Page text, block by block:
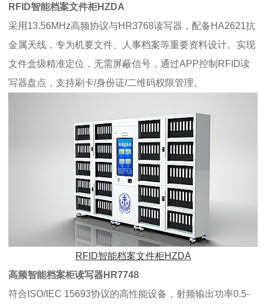
RFID智能档案文件柜HZDA
采用13.56MHz高频协议与HR3768读写器，配备HA2621抗
金属天线，专为机要文件、人事档案等重要资料设计。实现
文件盒级精准定位，无需屏蔽信号，通过APP控制RFID读
写器盘点，支持刷卡/身份证/二维码权限管理。
RFID智能档案文件柜HZDA
高频智能档案柜读写器HR7748
符合ISO/IEC 15693协议的高性能设备，射频输出功率0.5-